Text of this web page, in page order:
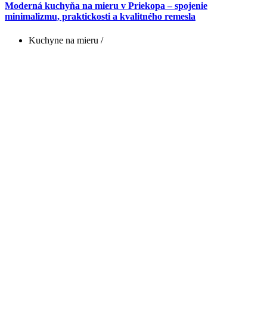
Moderná kuchyňa na mieru v Priekopa – spojenie
minimalizmu, praktickosti a kvalitného remesla
Kuchyne na mieru /